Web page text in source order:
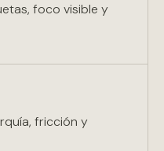
foco visible y
fricción y